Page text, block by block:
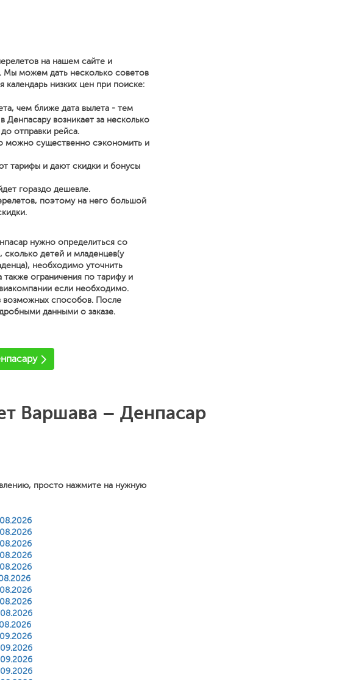
на нашем сайте и
Мы можем дать несколько советов
календарь низких цен при поиске:
чем ближе дата вылета - тем
возникает за несколько
отправки рейса.
можно существенно сэкономить и
тарифы и дают скидки и бонусы
гораздо дешевле.
поэтому на него большой
нужно определиться со
детей и младенцев(у
необходимо уточнить
также ограничения по тарифу и
если необходимо.
возможных способов. После
данными о заказе.
Варшава – Денпасар
просто нажмите на нужную